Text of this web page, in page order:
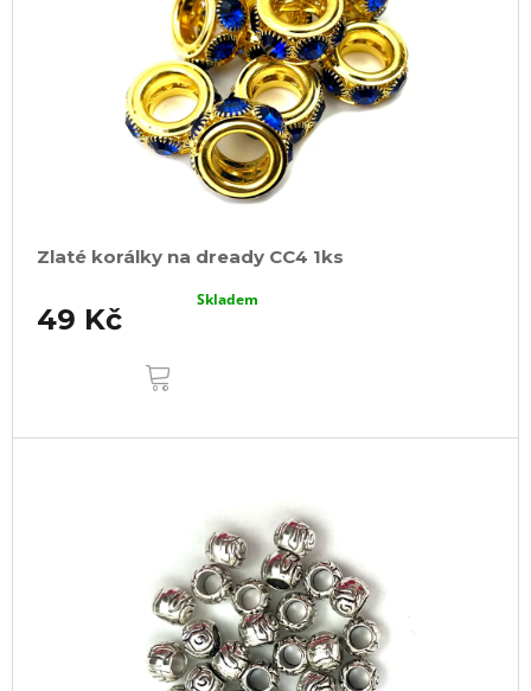
Zlaté korálky na dready CC4 1ks
49 Kč
Skladem